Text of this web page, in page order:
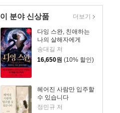
이 분야 신상품
다잉 스완, 친애하는
나의 살해자에게
송대길 저
16,650원 (10% 할인)
헤어진 사람만 입주할
수 있습니다
정민규 저
더보기